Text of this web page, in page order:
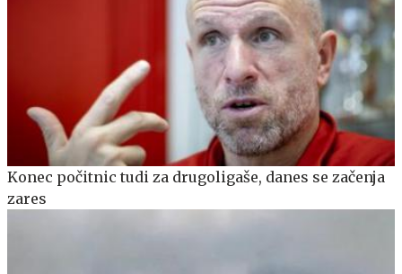
Konec počitnic tudi za drugoligaše, danes se začenja
zares